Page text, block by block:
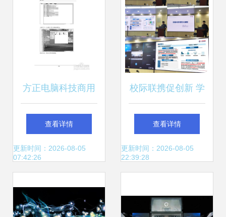
方正电脑科技商用
台式机 科技赋能高
效办公，开启稳定
查看详情
更新时间：2026-08-05
07:42:26
校际联携促创新 学
校赴中海油推介勘
探开发领域人工智
查看详情
更新时间：2026-08-05
22:39:28